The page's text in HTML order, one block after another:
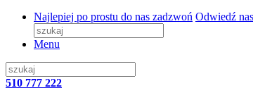
Najlepiej po prostu do nas zadzwoń Odwiedź
Menu
510 777 222